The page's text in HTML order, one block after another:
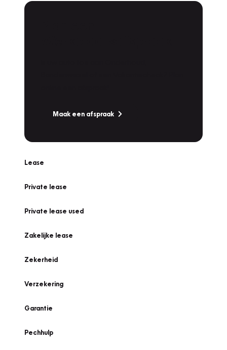
Maak een afspraak
Lease
Private lease
Private lease used
Zakelijke lease
Zekerheid
Verzekering
Garantie
Pechhulp